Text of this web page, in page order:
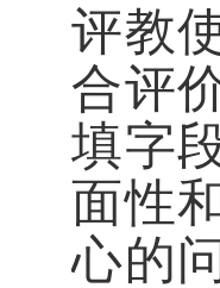
评教
合评
填字
面性
心的